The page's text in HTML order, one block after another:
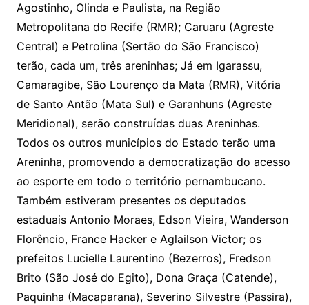
Agostinho, Olinda e Paulista, na Região
Metropolitana do Recife (RMR); Caruaru (Agreste
Central) e Petrolina (Sertão do São Francisco)
terão, cada um, três areninhas; Já em Igarassu,
Camaragibe, São Lourenço da Mata (RMR), Vitória
de Santo Antão (Mata Sul) e Garanhuns (Agreste
Meridional), serão construídas duas Areninhas.
Todos os outros municípios do Estado terão uma
Areninha, promovendo a democratização do acesso
ao esporte em todo o território pernambucano.
Também estiveram presentes os deputados
estaduais Antonio Moraes, Edson Vieira, Wanderson
Florêncio, France Hacker e Aglailson Victor; os
prefeitos Lucielle Laurentino (Bezerros), Fredson
Brito (São José do Egito), Dona Graça (Catende),
Paquinha (Macaparana), Severino Silvestre (Passira),